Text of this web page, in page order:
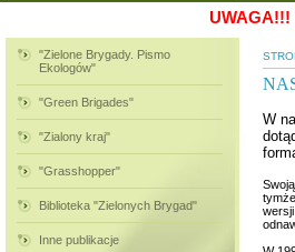
UWAGA!!!
"Zielone Brygady. Pismo
Ekologów"
"Green Brigades"
"Zialony kraj"
"Grasshopper"
Biblioteka "Zielonych Brygad"
Inne publikacje
W